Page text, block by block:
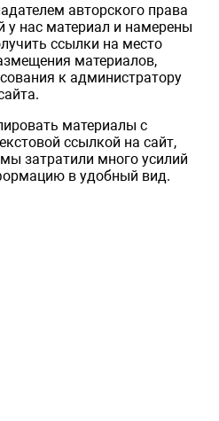
авторского права
нас материал и намерены
ссылки на место
материалов,
к администратору
материалы с
ссылкой на сайт,
затратили много усилий
в удобный вид.